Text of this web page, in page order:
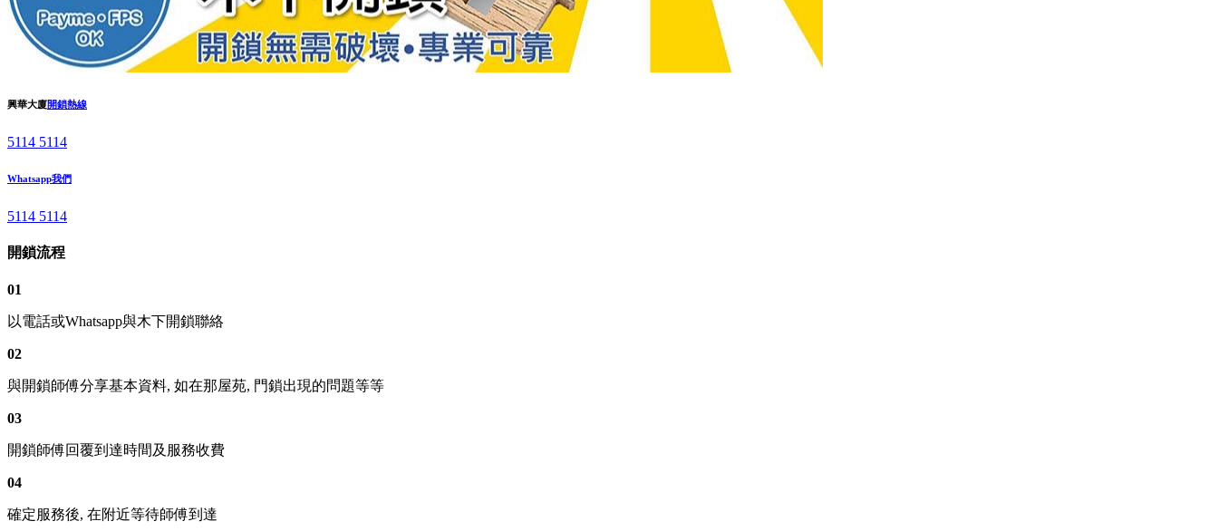
興華大廈開鎖熱線
5114 5114
Whatsapp我們
5114 5114
開鎖流程
01
以電話或Whatsapp與木下開鎖聯絡
02
與開鎖師傅分享基本資料, 如在那屋苑, 門鎖出現的問題等等
03
開鎖師傅回覆到達時間及服務收費
04
確定服務後, 在附近等待師傅到達